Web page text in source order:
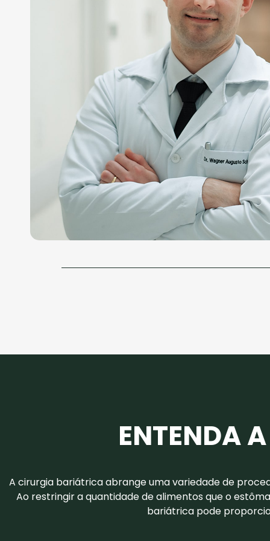
ENTENDA
A cirurgia bariátrica abrange uma variedade de
Ao restringir a quantidade de alimentos que o
bariátrica pode